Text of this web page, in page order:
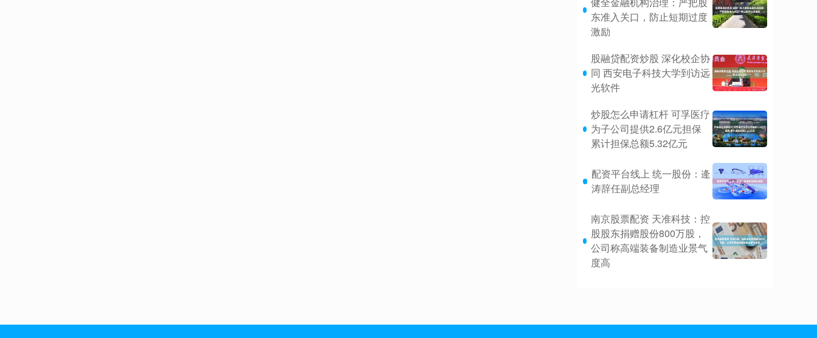
东准入关口，防止短期过度
激励
股融贷配资炒股 深化校企协
同 西安电子科技大学到访远
光软件
炒股怎么申请杠杆 可孚医疗
为子公司提供2.6亿元担保
累计担保总额5.32亿元
配资平台线上 统一股份：逄
涛辞任副总经理
南京股票配资 天准科技：控
股股东捐赠股份800万股，
公司称高端装备制造业景气
度高